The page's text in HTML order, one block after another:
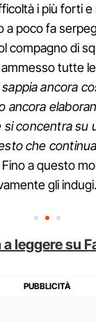
i più forti e
a poco fa
compagno di
tutte
ancora
ancora
si concentra su
che
Fino a questo
gli indugi.
leggere su